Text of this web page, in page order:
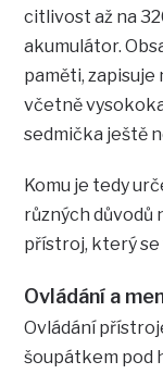
citlivost až na
akumulátor.
paměti, zapisuje
včetně
sedmička ještě
Komu je tedy
různých důvodů
přístroj, který se
Ovládání a
Ovládání
šoupátkem pod